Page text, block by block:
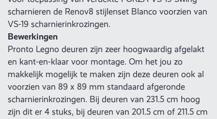
scharnieren de Renov8 stijlenset Blanco voorzien van
VS-19 scharnierinkrozingen.
Bewerkingen
Pronto Legno deuren zijn zeer hoogwaardig afgelakt
en kant-en-klaar voor montage. Om het jou zo
makkelijk mogelijk te maken zijn deze deuren ook al
voorzien van 89 x 89 mm standaard afgeronde
scharnierinkrozingen. Bij deuren van 231.5 cm hoog
zijn dit er 4 stuks, bij deuren van 201.5 cm of 211.5 cm